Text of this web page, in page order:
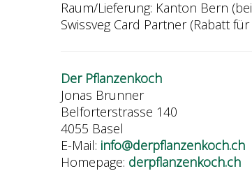
Raum/Lieferung: Kanton Bern
Swissveg Card Partner (Rabatt
Der Pflanzenkoch
Jonas Brunner
Belforterstrasse 140
4055 Basel
E-Mail: info@derpflanzenkoch.ch
Homepage: derpflanzenkoch.ch